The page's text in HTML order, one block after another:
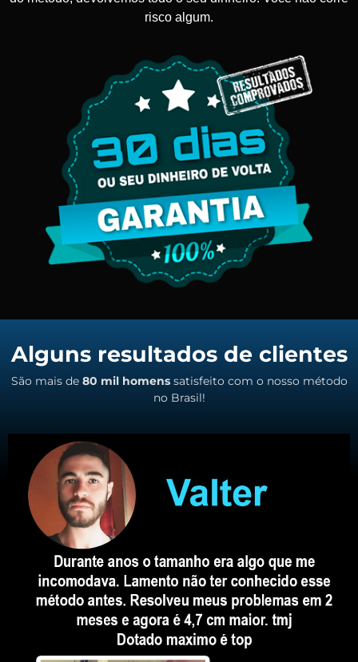
risco algum.
Alguns resultados de clientes
São mais de 80 mil homenssatisfeito com o nosso método
no Brasil!